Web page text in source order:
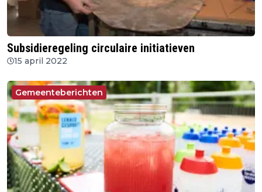
Subsidieregeling circulaire initiatieven
15 april 2022
Gemeenteberichten